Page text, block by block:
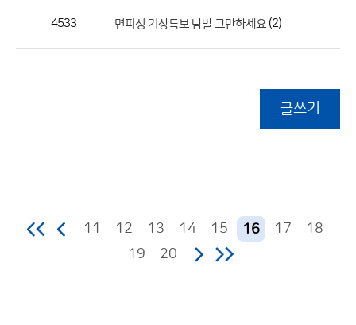
4533 면피성 기상특보 남발 그만하세요 (2)
글쓰기
11 12 13 14 15 16 17
18
19
20